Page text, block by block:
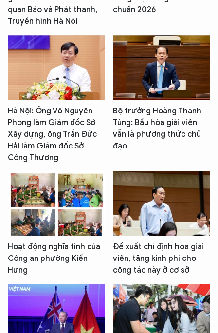
quan Báo và Phát thanh,
Truyền hình Hà Nội
chuẩn 2026
Hà Nội: Ông Võ Nguyên
Phong làm Giám đốc Sở
Xây dựng, ông Trần Đức
Hải làm Giám đốc Sở
Công Thương
Bộ trưởng Hoàng Thanh
Tùng: Bầu hòa giải viên
vẫn là phương thức chủ
đạo
Hoạt động nghĩa tình của
Công an phường Kiến
Hưng
Đề xuất chỉ định hòa giải
viên, tăng kinh phí cho
công tác này ở cơ sở